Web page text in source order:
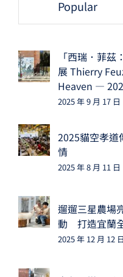
Popular
「西瑞．菲
展 Thierry
Heaven —
2025 年 9 月 17 日
2025貓空孝
情
2025 年 8 月 11 日
遛遛三星農場
動 打造宜蘭
2025 年 12 月 12 日